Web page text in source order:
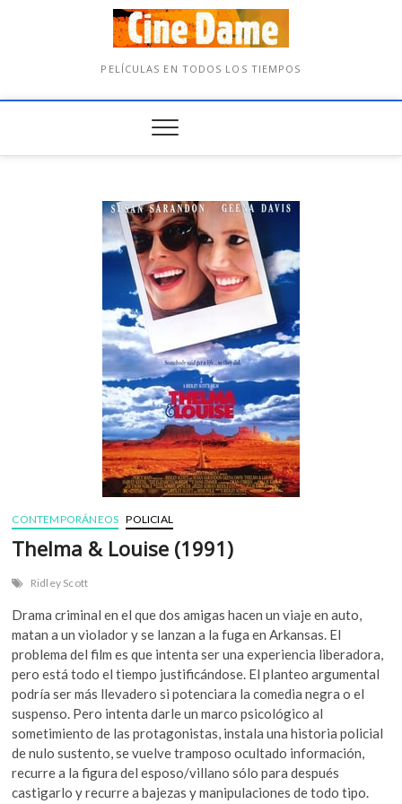
PELÍCULAS EN TODOS LOS TIEMPOS
CONTEMPORÁNEOS POLICIAL
Thelma & Louise (1991)
Ridley Scott
Drama criminal en el que dos amigas hacen un viaje en auto,
matan a un violador y se lanzan a la fuga en Arkansas. El
problema del film es que intenta ser una experiencia liberadora,
pero está todo el tiempo justificándose. El planteo argumental
podría ser más llevadero si potenciara la comedia negra o el
suspenso. Pero intenta darle un marco psicológico al
sometimiento de las protagonistas, instala una historia policial
de nulo sustento, se vuelve tramposo ocultado información,
recurre a la figura del esposo/villano sólo para después
castigarlo y recurre a bajezas y manipulaciones de todo tipo.